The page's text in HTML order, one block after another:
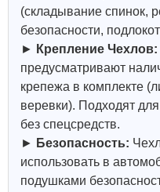
(складывание спинок,
безопасности,
► Крепление Чехлов:
предусматривают
крепежа в комплекте
веревки). Подходят
без спецсредств.
► Безопасность:
использовать в
подушками